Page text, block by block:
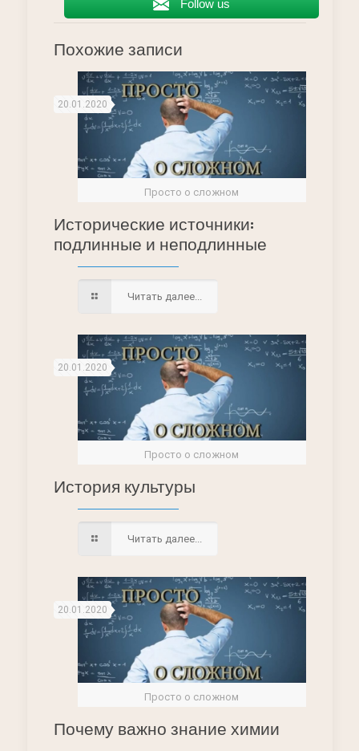
Follow us
Похожие записи
Просто о сложном
20.01.2020
Исторические источники:
подлинные и неподлинные
Читать далее...
Просто о сложном
20.01.2020
История культуры
Читать далее...
Просто о сложном
20.01.2020
Почему важно знание химии